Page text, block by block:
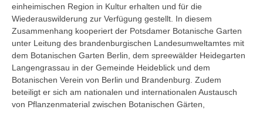
einheimischen Region in Kultur erhalten und für die
Wiederauswilderung zur Verfügung gestellt. In diesem
Zusammenhang kooperiert der Potsdamer Botanische Garten
unter Leitung des brandenburgischen Landesumweltamtes mit
dem Botanischen Garten Berlin, dem spreewälder Heidegarten
Langengrassau in der Gemeinde Heideblick und dem
Botanischen Verein von Berlin und Brandenburg. Zudem
beteiligt er sich am nationalen und internationalen Austausch
von Pflanzenmaterial zwischen Botanischen Gärten,